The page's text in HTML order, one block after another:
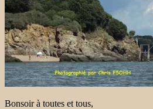
Bonsoir à toutes et tous,